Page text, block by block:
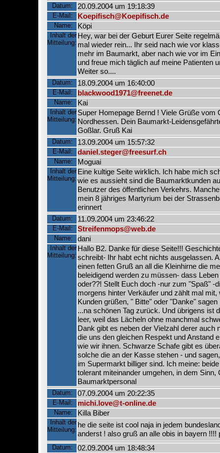
Datum: 20.09.2004 um 19:18:39
E-Mail: Koepifisch@Koepifisch.de
Name: Köpi
Inhalt der
Mitteilung:
Hey, war bei der Geburt Eurer Seite
mal wieder rein... Ihr seid nach wie vor
mehr im Baumarkt, aber nach wie vor im
und freue mich täglich auf meine Patienten
Weiter so....
Datum: 18.09.2004 um 16:40:00
E-Mail: blackwood1971@freenet.de
Name: Kai
Inhalt der
Mitteilung:
Super Homepage Bernd ! Viele Grüße vom
Nordhessen. Dein Baumarkt-
Goßlar. Gruß Kai
Datum: 13.09.2004 um 15:57:32
E-Mail: daniel.steger@freesurf.ch
Name: Moguai
Inhalt der
Mitteilung:
Eine kultige Seite wirklich. Ich habe mich
wie es aussieht sind die Baumarktkunden
Benutzer des öffentlichen Verkehrs.
mein 8 jähriges Martyrium bei der
erinnert
Datum: 11.09.2004 um 23:46:22
E-Mail: Streifenmops@web.de
Name: dani
Inhalt der
Mitteilung:
Hallo B2. Danke für diese Seite!!!
schreibt- Ihr habt echt nichts ausgelassen.
einen fetten Gruß an all die Kleinhirne die
beleidigend werden zu müssen- dass
oder??! Stellt Euch doch -nur zum "Spaß" -
morgens hinter Verkäufer und zählt mal mit,
Kunden grüßen, " Bitte" oder "Danke"
...na schönen Tag zurück. Und übrigens ist
leer, weil das Lächeln ohne manchmal
Dank gibt es neben der Vielzahl derer auch
die uns den gleichen Respekt und Anstand
wie wir ihnen. Schwarze Schafe gibt es
solche die an der Kasse stehen - und
im Supermarkt billiger sind. Ich meine:
tolerant miteinander umgehen, in dem Sinn,
Baumarktpersonal
Datum: 07.09.2004 um 20:22:35
E-Mail: michi.love@t-online.de
Name: Killa Biber
Inhalt der
Mitteilung:
he die seite ist cool naja in jedem
anderst ! also gruß an alle obis in bayern !!!!
Datum: 02.09.2004 um 18:48:34